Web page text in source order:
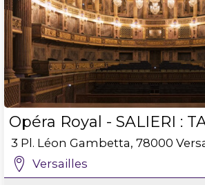
Opéra Royal - SALIERI :
3 Pl. Léon Gambetta, 78000
Versailles